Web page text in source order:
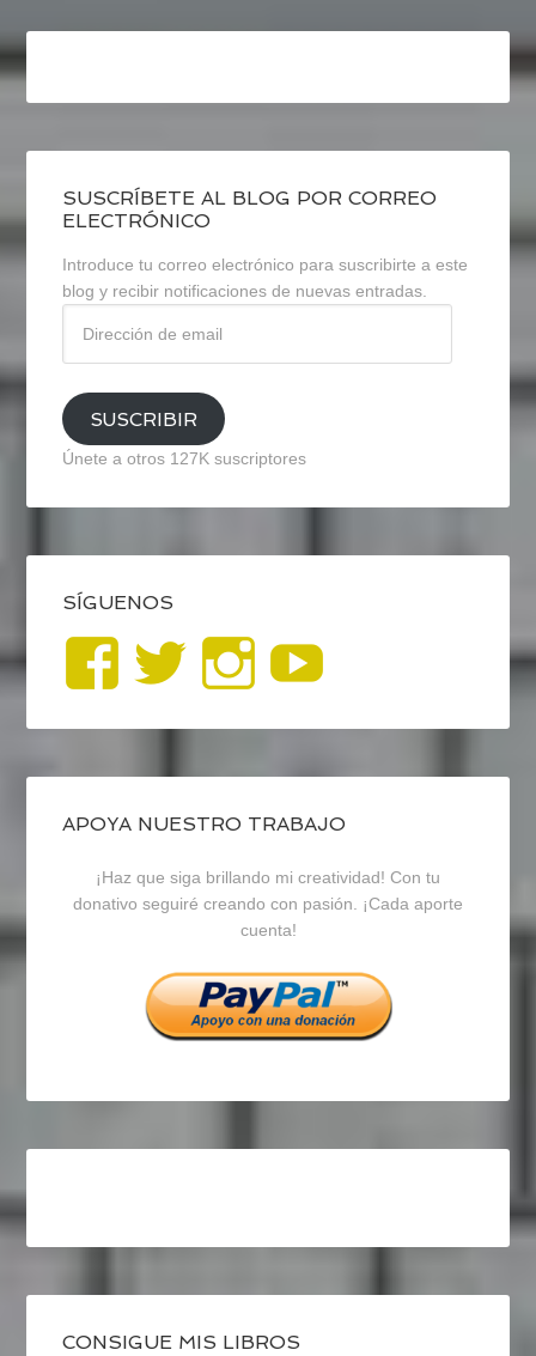
SUSCRÍBETE AL BLOG POR CORREO
ELECTRÓNICO
Introduce tu correo electrónico para suscribirte a este
blog y recibir notificaciones de nuevas entradas.
email
SUSCRIBIR
Únete a otros 127K suscriptores
SÍGUENOS
Ver
perfil
de
blogrecursosep
en
Facebook
Ver
perfil
de
recursosep
en
Twitter
Ver
perfil
de
recursosep
en
Instagram
APOYA NUESTRO TRABAJO
¡Haz que siga brillando mi creatividad! Con tu
donativo seguiré creando con pasión. ¡Cada aporte
cuenta!
CONSIGUE MIS LIBROS